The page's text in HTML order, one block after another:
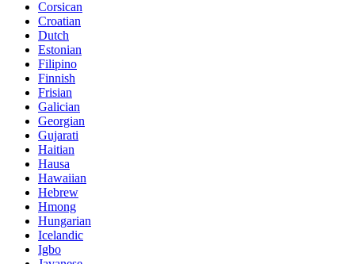
Corsican
Croatian
Dutch
Estonian
Filipino
Finnish
Frisian
Galician
Georgian
Gujarati
Haitian
Hausa
Hawaiian
Hebrew
Hmong
Hungarian
Icelandic
Igbo